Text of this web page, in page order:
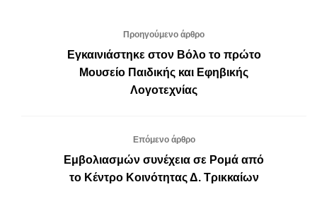
Προηγούμενο άρθρο
Εγκαινιάστηκε στον Βόλο το πρώτο
Μουσείο Παιδικής και Εφηβικής
Λογοτεχνίας
Επόμενο άρθρο
Εμβολιασμών συνέχεια σε Ρομά από
το Κέντρο Κοινότητας Δ. Τρικκαίων